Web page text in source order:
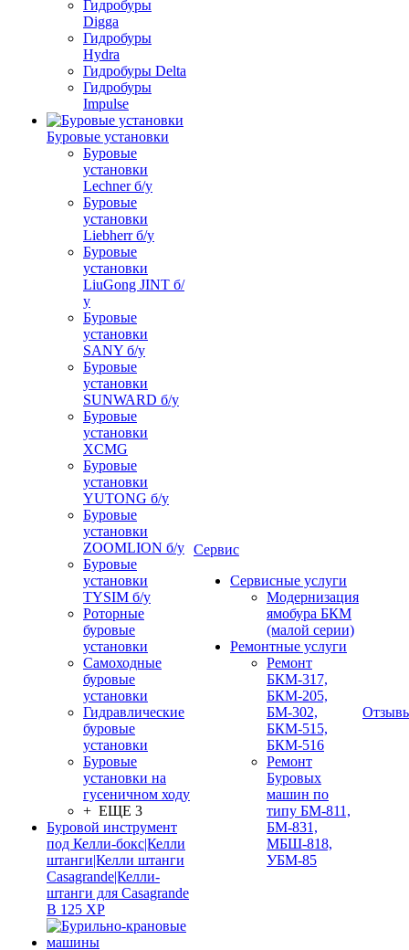
Гидробуры
Digga
Гидробуры
Hydra
Гидробуры Delta
Гидробуры
Impulse
Буровые установки
Буровые
установки
Lechner б/у
Буровые
установки
Liebherr б/у
Буровые
установки
LiuGong JINT б/
у
Буровые
установки
SANY б/у
Буровые
установки
SUNWARD б/у
Буровые
установки
XCMG
Буровые
установки
YUTONG б/у
Буровые
установки
ZOOMLION б/у
Буровые
установки
TYSIM б/у
Роторные
буровые
установки
Самоходные
буровые
установки
Гидравлические
буровые
установки
Буровые
установки на
гусеничном ходу
+ ЕЩЕ 3
Буровой инструмент
под Келли-бокс|Келли
штанги|Келли штанги
Casagrande|Келли-
штанги для Casagrande
B 125 XP
Сервис
Сервисные услуги
Модернизация
ямобура БКМ
(малой серии)
Ремонтные услуги
Ремонт
БКМ-317,
БКМ-205,
БМ-302,
БКМ-515,
БКМ-516
Ремонт
Буровых
машин по
типу БМ-811,
БМ-831,
МБШ-818,
УБМ-85